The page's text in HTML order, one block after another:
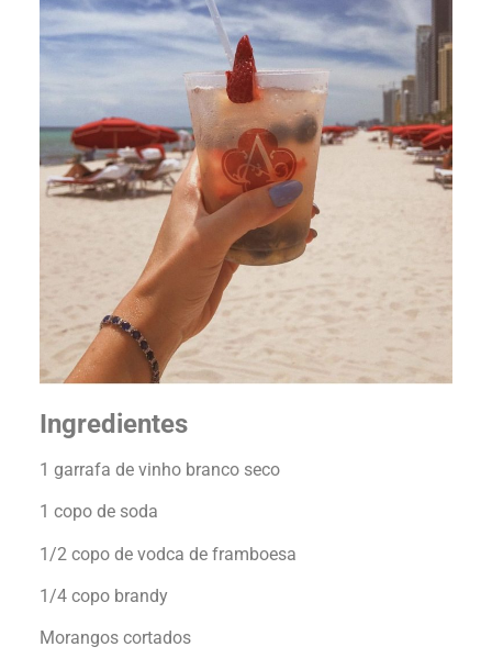
Ingredientes
1 garrafa de vinho branco seco
1 copo de soda
1/2 copo de vodca de framboesa
1/4 copo brandy
Morangos cortados